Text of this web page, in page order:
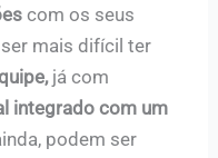
com os seus
mais difícil ter
já com
integrado com um
podem ser